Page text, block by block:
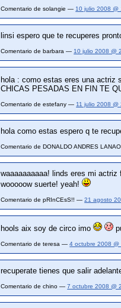
Comentario de solangie — 10 julio 2008 @
linsi espero que te recuperes
Comentario de barbara — 10 julio 2008 @
hola : como estas eres una
CHICAS PESADAS EN FIN TE
Comentario de estefany — 11 julio 2008 @
hola como estas espero q te
Comentario de DONALDO ANDRES
waaaaaaaaaa! linds eres mi
wooooow suerte! yeah!
Comentario de pRInCEsS!! —21 agosto
hools aix soy de circo imo
Comentario de teresa —4 octubre 2008 @
recuperate tienes que salir
Comentario de chino —7 octubre 2008 @